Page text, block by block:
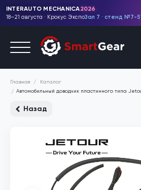
INTERAUTO MECHANICA2026
18–21 августа · Крокус ЭкспоЗал 7 · стенд №7-
Главная
Каталог
Автомобильный доводчик пластинного типа
Назад